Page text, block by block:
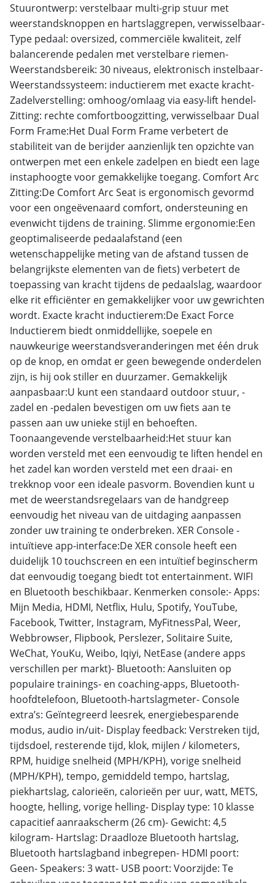
Stuurontwerp: verstelbaar multi-grip stuur met
weerstandsknoppen en hartslaggrepen, verwisselbaar-
Type pedaal: oversized, commerciële kwaliteit, zelf
balancerende pedalen met verstelbare riemen-
Weerstandsbereik: 30 niveaus, elektronisch instelbaar-
Weerstandssysteem: inductierem met exacte kracht-
Zadelverstelling: omhoog/omlaag via easy-lift hendel-
Zitting: rechte comfortboogzitting, verwisselbaar Dual
Form Frame:Het Dual Form Frame verbetert de
stabiliteit van de berijder aanzienlijk ten opzichte van
ontwerpen met een enkele zadelpen en biedt een lage
instaphoogte voor gemakkelijke toegang. Comfort Arc
Zitting:De Comfort Arc Seat is ergonomisch gevormd
voor een ongeëvenaard comfort, ondersteuning en
evenwicht tijdens de training. Slimme ergonomie:Een
geoptimaliseerde pedaalafstand (een
wetenschappelijke meting van de afstand tussen de
belangrijkste elementen van de fiets) verbetert de
toepassing van kracht tijdens de pedaalslag, waardoor
elke rit efficiënter en gemakkelijker voor uw gewrichten
wordt. Exacte kracht inductierem:De Exact Force
Inductierem biedt onmiddellijke, soepele en
nauwkeurige weerstandsveranderingen met één druk
op de knop, en omdat er geen bewegende onderdelen
zijn, is hij ook stiller en duurzamer. Gemakkelijk
aanpasbaar:U kunt een standaard outdoor stuur, -
zadel en -pedalen bevestigen om uw fiets aan te
passen aan uw unieke stijl en behoeften.
Toonaangevende verstelbaarheid:Het stuur kan
worden versteld met een eenvoudig te liften hendel en
het zadel kan worden versteld met een draai- en
trekknop voor een ideale pasvorm. Bovendien kunt u
met de weerstandsregelaars van de handgreep
eenvoudig het niveau van de uitdaging aanpassen
zonder uw training te onderbreken. XER Console -
intuïtieve app-interface:De XER console heeft een
duidelijk 10 touchscreen en een intuïtief beginscherm
dat eenvoudig toegang biedt tot entertainment. WIFI
en Bluetooth beschikbaar. Kenmerken console:- Apps:
Mijn Media, HDMI, Netflix, Hulu, Spotify, YouTube,
Facebook, Twitter, Instagram, MyFitnessPal, Weer,
Webbrowser, Flipbook, Perslezer, Solitaire Suite,
WeChat, YouKu, Weibo, Iqiyi, NetEase (andere apps
verschillen per markt)- Bluetooth: Aansluiten op
populaire trainings- en coaching-apps, Bluetooth-
hoofdtelefoon, Bluetooth-hartslagmeter- Console
extra’s: Geïntegreerd leesrek, energiebesparende
modus, audio in/uit- Display feedback: Verstreken tijd,
tijdsdoel, resterende tijd, klok, mijlen / kilometers,
RPM, huidige snelheid (MPH/KPH), vorige snelheid
(MPH/KPH), tempo, gemiddeld tempo, hartslag,
piekhartslag, calorieën, calorieën per uur, watt, METS,
hoogte, helling, vorige helling- Display type: 10 klasse
capacitief aanraakscherm (26 cm)- Gewicht: 4,5
kilogram- Hartslag: Draadloze Bluetooth hartslag,
Bluetooth hartslagband inbegrepen- HDMI poort:
Geen- Speakers: 3 watt- USB poort: Voorzijde: Te